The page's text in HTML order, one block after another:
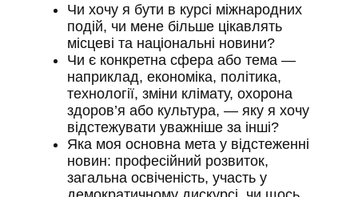
Чи хочу я бути в курсі міжнародних
подій, чи мене більше цікавлять
місцеві та національні новини?
Чи є конкретна сфера або тема —
наприклад, економіка, політика,
технології, зміни клімату, охорона
здоров’я або культура, — яку я хочу
відстежувати уважніше за інші?
Яка моя основна мета у відстеженні
новин: професійний розвиток,
загальна освіченість, участь у